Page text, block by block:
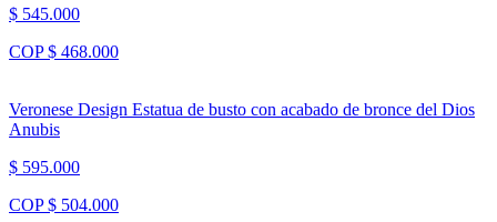
$ 545.000
COP $ 468.000
Veronese Design Estatua de busto con acabado de bronce del Dios
Anubis
$ 595.000
COP $ 504.000